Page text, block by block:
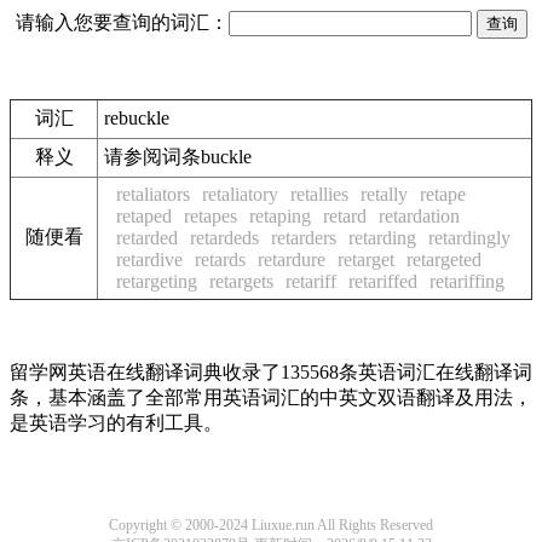
请输入您要查询的词汇：
词汇
rebuckle
释义
请参阅词条buckle
随便看
retaliators retaliatory retallies retally retape
retaped
retapes retaping retard
retardation
retarded
retardeds retarders retarding
retardingly
retardive retards retardure retarget retargeted
retargeting
retargets retariff retariffed retariffing
留学网英语在线翻译词典收录了135568条英语词汇在线翻译词
条，基本涵盖了全部常用英语词汇的中英文双语翻译及用法，
是英语学习的有利工具。
Copyright © 2000-2024 Liuxue.run All Rights Reserved